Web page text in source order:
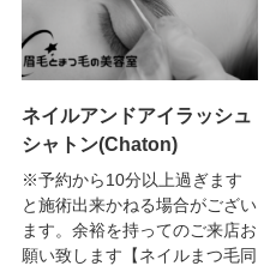
ネイルアンドアイラッシュ
シャトン(Chaton)
※予約から10分以上過ぎます
と施術出来かねる場合がござい
ます。余裕を持ってのご来店お
願い致します【ネイルまつ毛同